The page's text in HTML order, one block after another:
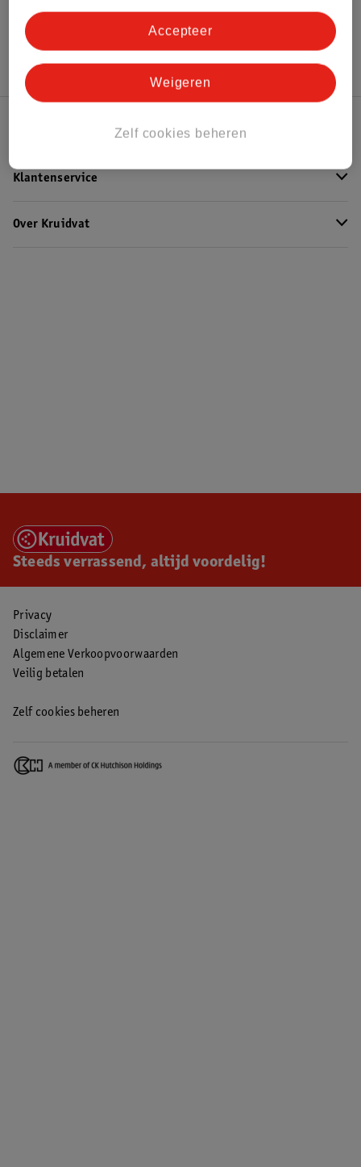
MeerA.Vogel Alle Rust en ontspanning
Klantenservice
Over Kruidvat
Steeds verrassend, altijd voordelig!
Privacy
Disclaimer
Algemene Verkoopvoorwaarden
Veilig betalen
Zelf cookies beheren
Zelf cookies beheren
Weigeren
Accepteer